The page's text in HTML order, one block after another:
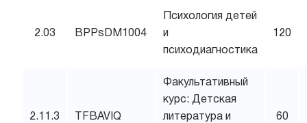
2.03 BPPsDM1004
Психология детей
и
психодиагностика
120
2.11.3 TFBAVIQ
Факультативный
курс: Детская
литература и
60